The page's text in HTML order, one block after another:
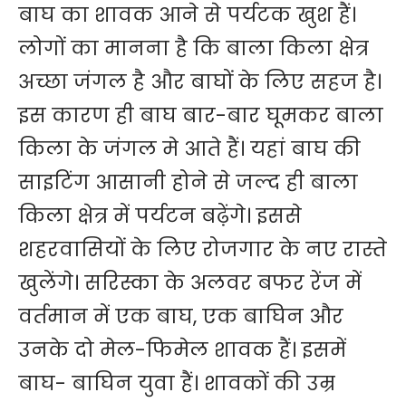
बाघ का शावक आने से पर्यटक खुश हैं।
लोगों का मानना है कि बाला किला क्षेत्र
अच्छा जंगल है और बाघों के लिए सहज है।
इस कारण ही बाघ बार-बार घूमकर बाला
किला के जंगल मे आते हैं। यहां बाघ की
साइटिंग आसानी होने से जल्द ही बाला
किला क्षेत्र में पर्यटन बढ़ेंगे। इससे
शहरवासियों के लिए रोजगार के नए रास्ते
खुलेंगे। सरिस्का के अलवर बफर रेंज में
वर्तमान में एक बाघ, एक बाघिन और
उनके दो मेल-फिमेल शावक हैं। इसमें
बाघ- बाघिन युवा हैं। शावकों की उम्र